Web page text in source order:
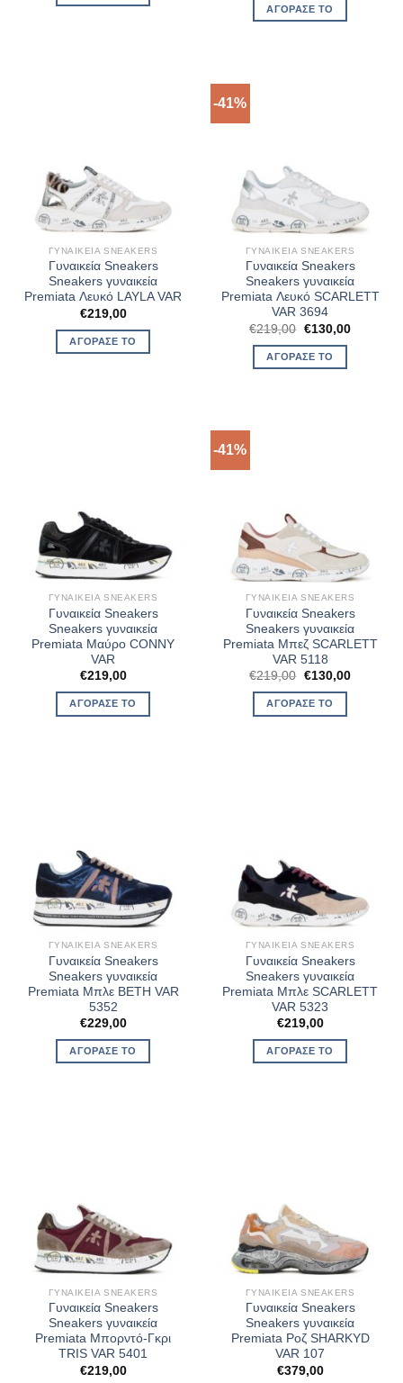
ΑΓΌΡΑΣΈ ΤΟ
ΓΥΝΑΙΚΕΊΑ SNEAKERS
Γυναικεία Sneakers
Sneakers γυναικεία
Premiata Λευκό LAYLA VAR
€219,00
ΑΓΌΡΑΣΈ ΤΟ
-41%
ΓΥΝΑΙΚΕΊΑ SNEAKERS
Γυναικεία Sneakers
Sneakers γυναικεία
Premiata Λευκό SCARLETT
VAR 3694
€219,00 Original
was:
€219,00.
€130,00Η
ΑΓΌΡΑΣΈ ΤΟ
ΓΥΝΑΙΚΕΊΑ SNEAKERS
Γυναικεία Sneakers
Sneakers γυναικεία
Premiata Μαύρο CONNY
VAR
€219,00
ΑΓΌΡΑΣΈ ΤΟ
-41%
ΓΥΝΑΙΚΕΊΑ SNEAKERS
Γυναικεία Sneakers
Sneakers γυναικεία
Premiata Μπεζ SCARLETT
VAR 5118
€219,00 Original
was:
€219,00.
€130,00Η
ΑΓΌΡΑΣΈ ΤΟ
ΓΥΝΑΙΚΕΊΑ SNEAKERS
Γυναικεία Sneakers
Sneakers γυναικεία
Premiata Μπλε BETH VAR
5352
€229,00
ΑΓΌΡΑΣΈ ΤΟ
ΓΥΝΑΙΚΕΊΑ SNEAKERS
Γυναικεία Sneakers
Sneakers γυναικεία
Premiata Μπλε SCARLETT
VAR 5323
€219,00
ΑΓΌΡΑΣΈ ΤΟ
ΓΥΝΑΙΚΕΊΑ SNEAKERS
Γυναικεία Sneakers
Sneakers γυναικεία
Premiata Μπορντό-Γκρι
TRIS VAR 5401
€219,00
ΓΥΝΑΙΚΕΊΑ SNEAKERS
Γυναικεία Sneakers
Sneakers γυναικεία
Premiata Ροζ SHARKYD
VAR 107
€379,00